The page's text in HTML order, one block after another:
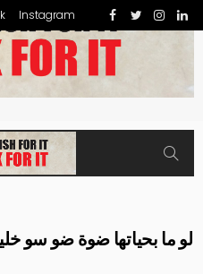
Instagram
لو ما بحياتها ضوة ضو سو